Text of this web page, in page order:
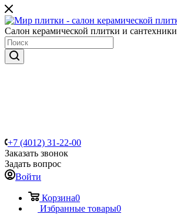
Салон керамической плитки и сантехники
+7 (4012) 31-22-00
Заказать звонок
Задать вопрос
Войти
Корзина0
Избранные товары0